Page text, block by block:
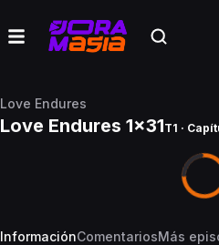
Love Endures
Love Endures 1x31T1 ·
InformaciónComentariosMás